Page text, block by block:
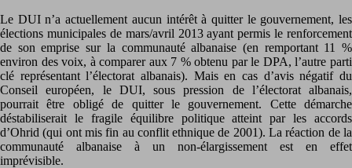
Le DUI n’a actuellement aucun intérêt à quitter le gouvernement, les
élections municipales de mars/avril 2013 ayant permis le renforcement
de son emprise sur la communauté albanaise (en remportant 11 %
environ des voix, à comparer aux 7 % obtenu par le DPA, l’autre parti
clé représentant l’électorat albanais). Mais en cas d’avis négatif du
Conseil européen, le DUI, sous pression de l’électorat albanais,
pourrait être obligé de quitter le gouvernement. Cette démarche
déstabiliserait le fragile équilibre politique atteint par les accords
d’Ohrid (qui ont mis fin au conflit ethnique de 2001). La réaction de la
communauté albanaise à un non-élargissement est en effet
imprévisible.